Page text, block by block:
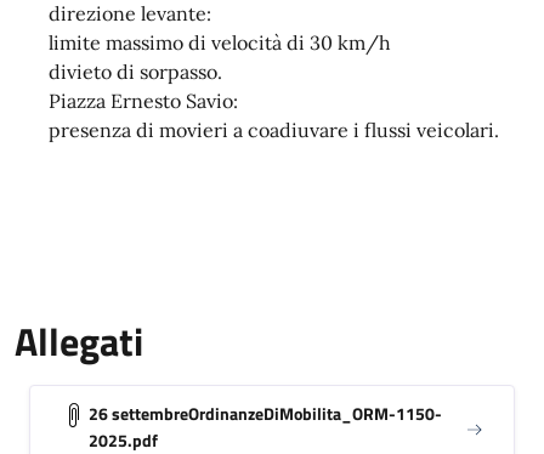
direzione levante:
limite massimo di velocità di 30 km/h
divieto di sorpasso.
Piazza Ernesto Savio:
presenza di movieri a coadiuvare i flussi veicolari.
Allegati
26 settembreOrdinanzeDiMobilita_ORM-1150-
2025.pdf